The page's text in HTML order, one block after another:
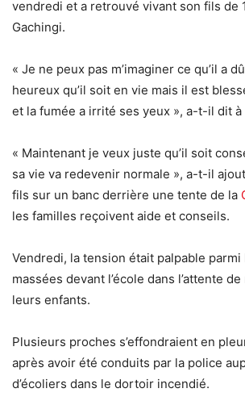
vendredi et a retrouvé vivant son fils de
Gachingi.
« Je ne peux pas m’imaginer ce qu’il a
heureux qu’il soit en vie mais il est
et la fumée a irrité ses yeux », a-t-il dit à
« Maintenant je veux juste qu’il soit
sa vie va redevenir normale », a-t-il
fils sur un banc derrière une tente de la
les familles reçoivent aide et conseils.
Vendredi, la tension était palpable parmi
massées devant l’école dans l’attente
leurs enfants.
Plusieurs proches s’effondraient en
après avoir été conduits par la police
d’écoliers dans le dortoir incendié.